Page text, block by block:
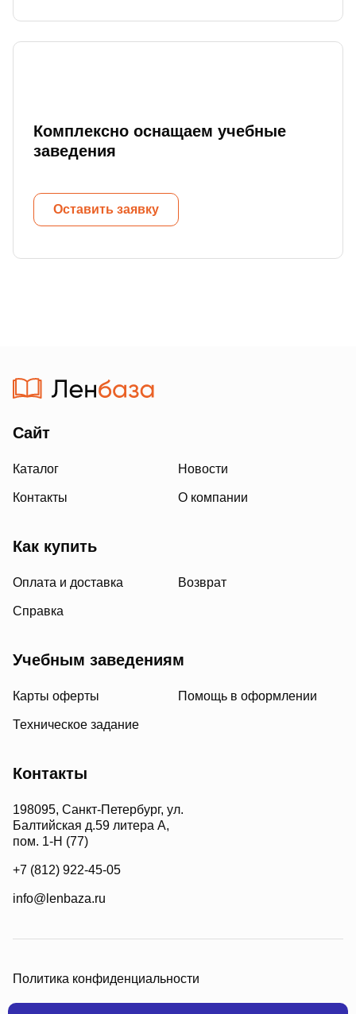
Комплексно оснащаем учебные
заведения
Оставить заявку
Сайт
Каталог Новости
Контакты О компании
Как купить
Оплата и доставка Возврат
Справка
Учебным заведениям
Карты оферты Помощь в оформлении
Техническое задание
Контакты
198095, Санкт-Петербург, ул.
Балтийская д.59 литера А,
пом. 1-Н (77)
+7 (812) 922-45-05
info@lenbaza.ru
Политика конфиденциальности